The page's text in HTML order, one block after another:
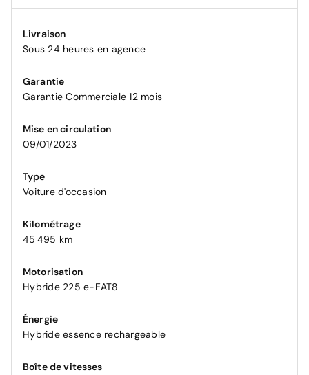
Livraison
Sous 24 heures en agence
Garantie
Garantie Commerciale 12 mois
Mise en circulation
09/01/2023
Type
Voiture d'occasion
Kilométrage
45 495 km
Motorisation
Hybride 225 e-EAT8
Énergie
Hybride essence rechargeable
Boîte de vitesses